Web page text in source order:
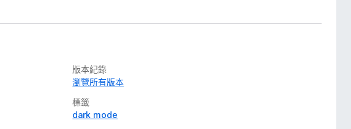
版本紀錄
瀏覽所有版本
標籤
dark mode